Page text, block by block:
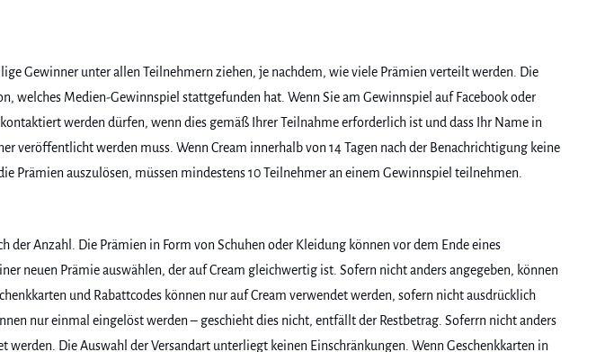
Gewinner unter allen Teilnehmern ziehen, je nachdem, wie viele Prämien verteilt werden. Die
welches Medien-Gewinnspiel stattgefunden hat. Wenn Sie am Gewinnspiel auf Facebook oder
werden dürfen, wenn dies gemäß Ihrer Teilnahme erforderlich ist und dass Ihr Name in
veröffentlicht werden muss. Wenn Cream innerhalb von 14 Tagen nach der Benachrichtigung keine
auszulösen, müssen mindestens 10 Teilnehmer an einem Gewinnspiel teilnehmen.
Anzahl. Die Prämien in Form von Schuhen oder Kleidung können vor dem Ende eines
neuen Prämie auswählen, der auf Cream gleichwertig ist. Sofern nicht anders angegeben, können
und Rabattcodes können nur auf Cream verwendet werden, sofern nicht ausdrücklich
nur einmal eingelöst werden – geschieht dies nicht, entfällt der Restbetrag. Soferrn nicht anders
Die Auswahl der Versandart unterliegt keinen Einschränkungen. Wenn Geschenkkarten in